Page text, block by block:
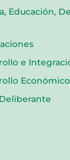
Educación,
e